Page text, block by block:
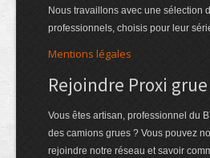
Nous travaillons avec une sélection
professionnels, choisis pour leur
Mentions légales
Rejoindre Proxi grue
Vous êtes artisan, professionnel du
des camions grues ? Vous pouvez
rejoindre notre réseau et savoir